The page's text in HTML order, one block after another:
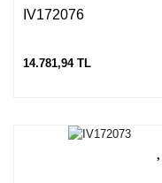
IV172076
14.781,94 TL